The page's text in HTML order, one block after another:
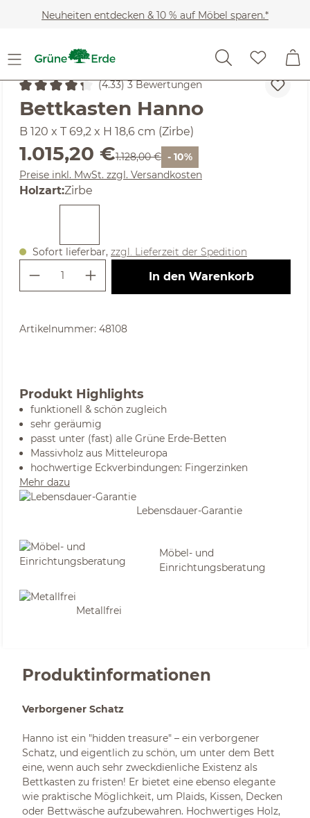
Zum Hauptinhalt springen
Neuheiten entdecken & 10 % auf Möbel sparen.*
Möbel Betten
Durchschnittliche Bewertung von 4.33 von 5 Sternen
(4.33) 3 Bewertungen
Bettkasten Hanno
B 120 x T 69,2 x H 18,6 cm (Zirbe)
Verkaufspreis:
1.015,20 €Regulärer Preis:
1.128,00 € - 10%
Preise inkl. MwSt. zzgl. Versandkosten
Holzartauswählen
:Zirbe
Sofort lieferbar, zzgl. Lieferzeit der Spedition
Produkt Anzahl: Gib den
In den Warenkorb
Artikelnummer: 48108
Produkt Highlights
funktionell & schön zugleich
sehr geräumig
passt unter (fast) alle Grüne Erde-Betten
Massivholz aus Mitteleuropa
hochwertige Eckverbindungen: Fingerzinken
Mehr dazu
Lebensdauer-Garantie
Möbel- und
Einrichtungsberatung
Metallfrei
Produktinformationen
Verborgener Schatz
Hanno ist ein "hidden treasure" – ein verborgener
Schatz, und eigentlich zu schön, um unter dem Bett
eine, wenn auch sehr zweckdienliche Existenz als
Bettkasten zu fristen! Er bietet eine ebenso elegante
wie praktische Möglichkeit, um Plaids, Kissen, Decken
oder Bettwäsche aufzubewahren. Hochwertiges Holz,